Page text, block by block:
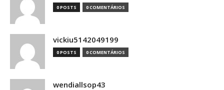
0 POSTS 0 COMENTÁRIOS
vickiu5142049199
0 POSTS 0 COMENTÁRIOS
wendiallsop43